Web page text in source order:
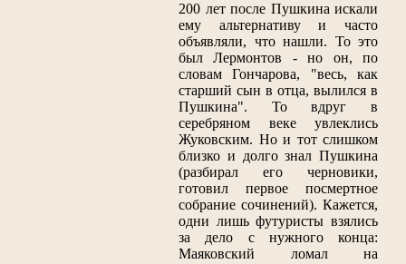
200 лет после Пушкина искали
ему альтернативу и часто
объявляли, что нашли. То это
был Лермонтов - но он, по
словам Гончарова, "весь, как
старший сын в отца, вылился в
Пушкина". То вдруг в
серебряном веке увлеклись
Жуковским. Но и тот слишком
близко и долго знал Пушкина
(разбирал его черновики,
готовил первое посмертное
собрание сочинений). Кажется,
одни лишь футуристы взялись
за дело с нужного конца:
Маяковский ломал на